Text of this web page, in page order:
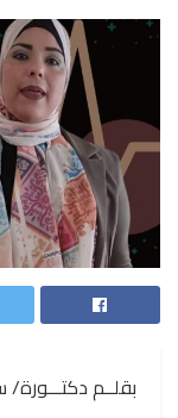
بقلــم دكتـــورة/